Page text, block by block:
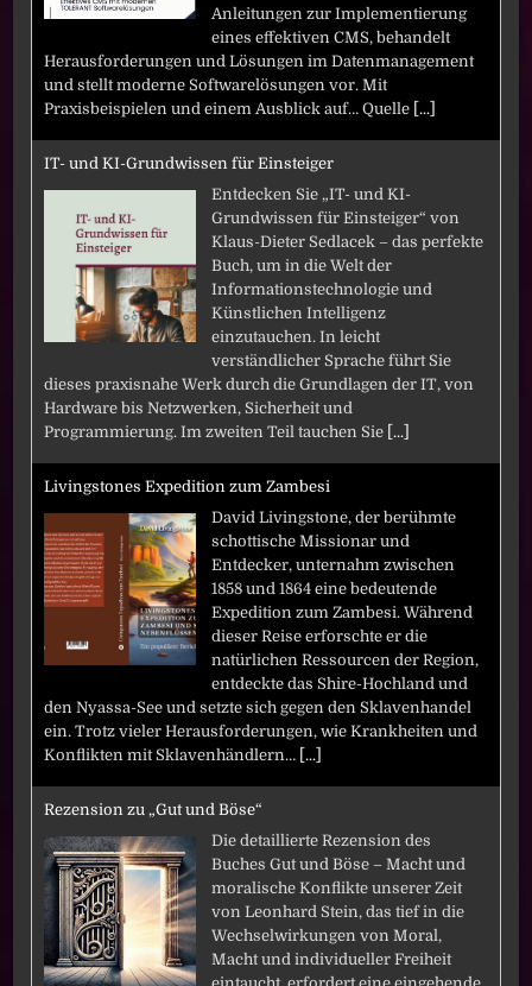
Anleitungen zur Implementierung
eines effektiven CMS, behandelt
Herausforderungen und Lösungen im Datenmanagement
und stellt moderne Softwarelösungen vor. Mit
Praxisbeispielen und einem Ausblick auf… Quelle [...]
IT- und KI-Grundwissen für Einsteiger
Entdecken Sie „IT- und KI-
Grundwissen für Einsteiger“ von
Klaus-Dieter Sedlacek – das perfekte
Buch, um in die Welt der
Informationstechnologie und
Künstlichen Intelligenz
einzutauchen. In leicht
verständlicher Sprache führt Sie
dieses praxisnahe Werk durch die Grundlagen der IT, von
Hardware bis Netzwerken, Sicherheit und
Programmierung. Im zweiten Teil tauchen Sie [...]
Livingstones Expedition zum Zambesi
David Livingstone, der berühmte
schottische Missionar und
Entdecker, unternahm zwischen
1858 und 1864 eine bedeutende
Expedition zum Zambesi. Während
dieser Reise erforschte er die
natürlichen Ressourcen der Region,
entdeckte das Shire-Hochland und
den Nyassa-See und setzte sich gegen den Sklavenhandel
ein. Trotz vieler Herausforderungen, wie Krankheiten und
Konflikten mit Sklavenhändlern… [...]
Rezension zu „Gut und Böse“
Die detaillierte Rezension des
Buches Gut und Böse – Macht und
moralische Konflikte unserer Zeit
von Leonhard Stein, das tief in die
Wechselwirkungen von Moral,
Macht und individueller Freiheit